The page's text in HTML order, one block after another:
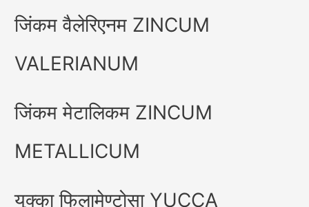
जिंकम वैलेरिएनम ZINCUM
VALERIANUM
जिंकम मेटालिकम ZINCUM
METALLICUM
युक्का फिलामेण्टोसा YUCCA